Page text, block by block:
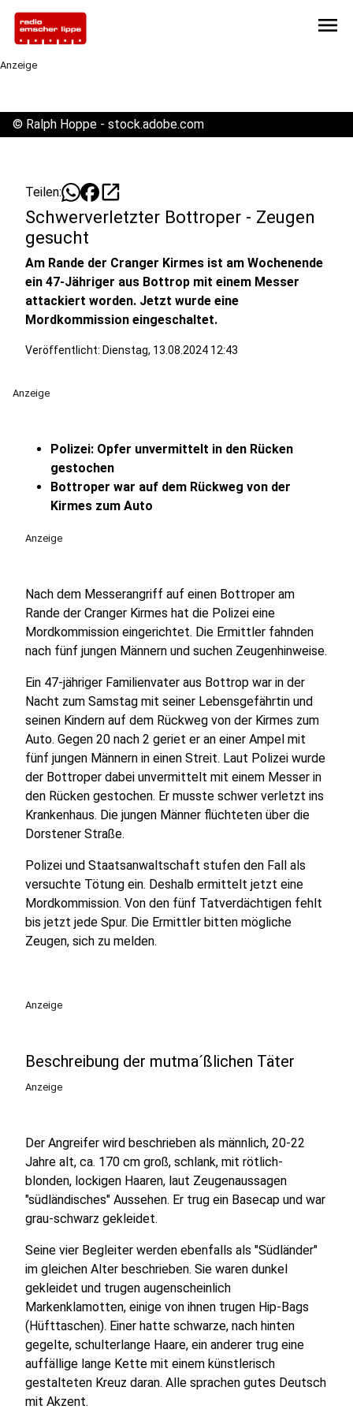
menu
Anzeige
© Ralph Hoppe - stock.adobe.com
Teilen: open_in_new
Schwerverletzter Bottroper - Zeugen
gesucht
Am Rande der Cranger Kirmes ist am Wochenende
ein 47-Jähriger aus Bottrop mit einem Messer
attackiert worden. Jetzt wurde eine
Mordkommission eingeschaltet.
Veröffentlicht: Dienstag, 13.08.2024 12:43
Anzeige
Polizei: Opfer unvermittelt in den Rücken
gestochen
Bottroper war auf dem Rückweg von der
Kirmes zum Auto
Anzeige
Nach dem Messerangriff auf einen Bottroper am
Rande der Cranger Kirmes hat die Polizei eine
Mordkommission eingerichtet. Die Ermittler fahnden
nach fünf jungen Männern und suchen Zeugenhinweise.
Ein 47-jähriger Familienvater aus Bottrop war in der
Nacht zum Samstag mit seiner Lebensgefährtin und
seinen Kindern auf dem Rückweg von der Kirmes zum
Auto. Gegen 20 nach 2 geriet er an einer Ampel mit
fünf jungen Männern in einen Streit. Laut Polizei wurde
der Bottroper dabei unvermittelt mit einem Messer in
den Rücken gestochen. Er musste schwer verletzt ins
Krankenhaus. Die jungen Männer flüchteten über die
Dorstener Straße.
Polizei und Staatsanwaltschaft stufen den Fall als
versuchte Tötung ein. Deshalb ermittelt jetzt eine
Mordkommission. Von den fünf Tatverdächtigen fehlt
bis jetzt jede Spur. Die Ermittler bitten mögliche
Zeugen, sich zu melden.
Anzeige
Beschreibung der mutma´ßlichen Täter
Anzeige
Der Angreifer wird beschrieben als männlich, 20-22
Jahre alt, ca. 170 cm groß, schlank, mit rötlich-
blonden, lockigen Haaren, laut Zeugenaussagen
"südländisches" Aussehen. Er trug ein Basecap und war
grau-schwarz gekleidet.
Seine vier Begleiter werden ebenfalls als "Südländer"
im gleichen Alter beschrieben. Sie waren dunkel
gekleidet und trugen augenscheinlich
Markenklamotten, einige von ihnen trugen Hip-Bags
(Hüfttaschen). Einer hatte schwarze, nach hinten
gegelte, schulterlange Haare, ein anderer trug eine
auffällige lange Kette mit einem künstlerisch
gestalteten Kreuz daran. Alle sprachen gutes Deutsch
mit Akzent.